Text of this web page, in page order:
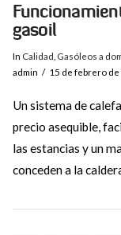
gasoil
In Calidad Gasóleos a
admin
15 de febrero
Un sistema de
precio asequible,
las estancias y un
conceden a la